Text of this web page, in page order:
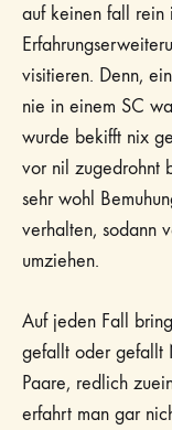
auf keinen fall rein
visitieren. Denn,
nie in einem SC
wurde bekifft nix
vor nil zugedrohnt
sehr wohl
verhalten, sodann
umziehen.
Auf jeden Fall
gefallt oder gefallt
Paare, redlich
erfahrt man gar